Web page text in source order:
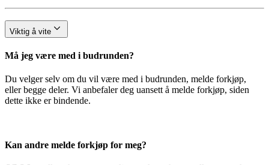
Viktig å vite
Må jeg være med i budrunden?
Du velger selv om du vil være med i budrunden, melde forkjøp,
eller begge deler. Vi anbefaler deg uansett å melde forkjøp, siden
dette ikke er bindende.
Kan andre melde forkjøp for meg?